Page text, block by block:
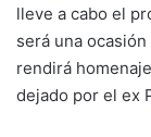
lleve a cabo el
será una
rendirá
dejado por el ex